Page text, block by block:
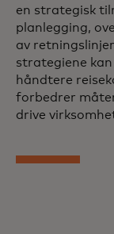
en strategisk
planlegging,
av
strategiene
håndtere
forbedrer
drive